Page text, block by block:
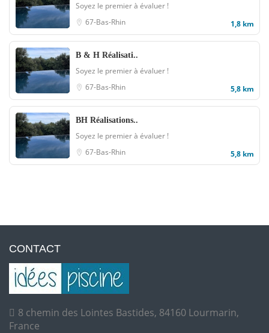
Soyez le premier à évaluer !
67-Bas-Rhin
1,8 km
B & H Réalisati..
Soyez le premier à évaluer !
67-Bas-Rhin
5,8 km
BH Réalisations..
Soyez le premier à évaluer !
67-Bas-Rhin
5,8 km
CONTACT
8 chemin des Lointes Bastides, 84160 Lourmarin,
France